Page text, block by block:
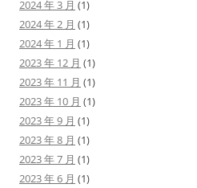
2024 年 3 月 (1)
2024 年 2 月 (1)
2024 年 1 月 (1)
2023 年 12 月 (1)
2023 年 11 月 (1)
2023 年 10 月 (1)
2023 年 9 月 (1)
2023 年 8 月 (1)
2023 年 7 月 (1)
2023 年 6 月 (1)